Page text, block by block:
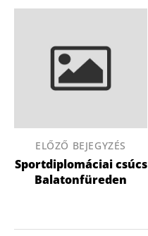
ELŐZŐ BEJEGYZÉS
Sportdiplomáciai csúcs
Balatonfüreden